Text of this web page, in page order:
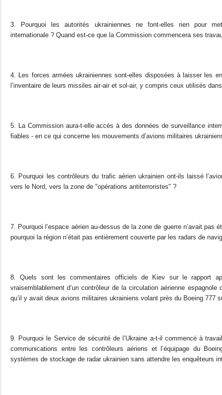
3. Pourquoi les autorités ukrainiennes ne font-elles rien pour
internationale ? Quand est-ce que la Commission commencera ses
4. Les forces armées ukrainiennes sont-elles disposées à laisser les
l’inventaire de leurs missiles air-air et sol-air, y compris ceux utilisés
5. La Commission aura-t-elle accès à des données de surveillance
fiables - en ce qui concerne les mouvements d’avions militaires
6. Pourquoi les contrôleurs du trafic aérien ukrainien ont-ils laissé
vers le Nord, vers la zone de "opérations antiterroristes" ?
7. Pourquoi l’espace aérien au-dessus de la zone de guerre n’avait pas
pourquoi la région n’était pas entièrement couverte par les radars de
8. Quels sont les commentaires officiels de Kiev sur le rapport
vraisemblablement d’un contrôleur de la circulation aérienne
qu’il y avait deux avions militaires ukrainiens volant près du Boeing 777
9. Pourquoi le Service de sécurité de l’Ukraine a-t-il commencé à
communications entre les contrôleurs aériens et l’équipage du
systèmes de stockage de radar ukrainien sans attendre les enquêteurs